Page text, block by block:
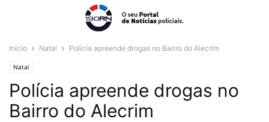
Início Natal Polícia apreende drogas no Bairro do Alecrim
Natal
Polícia apreende drogas no
Bairro do Alecrim